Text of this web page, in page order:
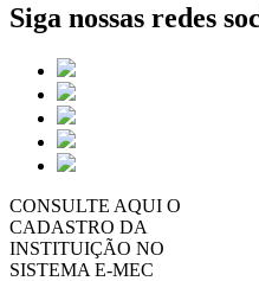
Siga nossas redes
CONSULTE AQUI O
CADASTRO DA
INSTITUIÇÃO NO
SISTEMA E-MEC